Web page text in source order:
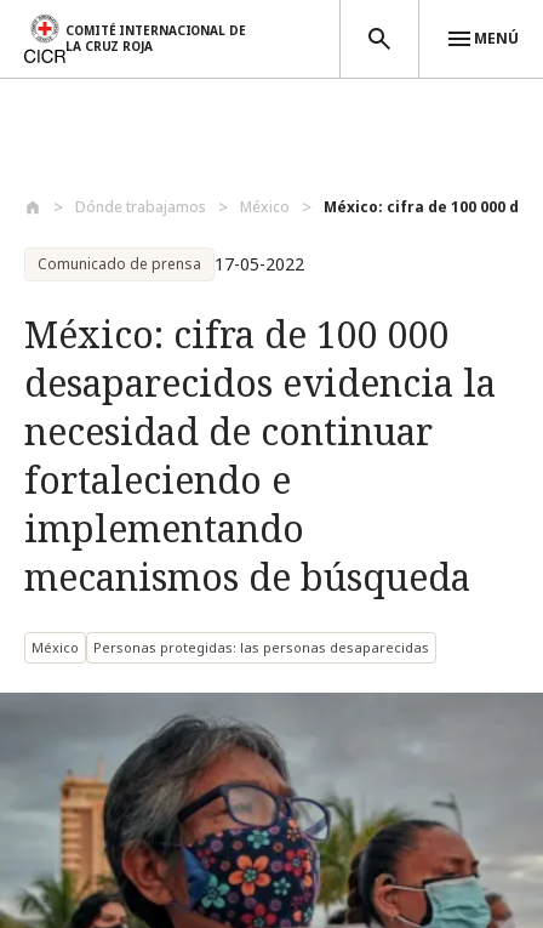
COMITÉ INTERNACIONAL DE
LA CRUZ ROJA
MENÚ
Dónde trabajamos México México: cifra de 100 000
Comunicado de prensa 17-05-2022
México: cifra de 100 000
desaparecidos evidencia la
necesidad de continuar
fortaleciendo e
implementando
mecanismos de búsqueda
México Personas protegidas: las personas desaparecidas